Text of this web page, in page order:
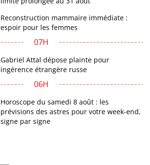
Reconstruction mammaire immédiate :
espoir pour les femmes
07H
Gabriel Attal dépose plainte pour
ingérence étrangère russe
06H
Horoscope du samedi 8 août : les
prévisions des astres pour votre week-end,
signe par signe